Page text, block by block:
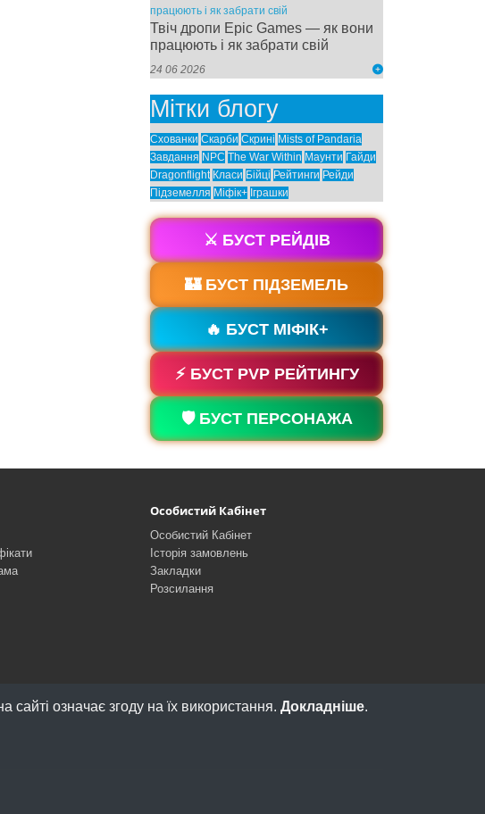
Твіч дропи Epic Games — як вони
працюють і як забрати свій
24 06 2026
Мітки блогу
Схованки Скарби Скрині Mists of Pandaria
Завдання NPC The War Within Маунти Гайди
Dragonflight Класи Бійці Рейтинги Рейди
Підземелля Міфік+ Іграшки
⚔️ БУСТ РЕЙДІВ
🏰 БУСТ ПІДЗЕМЕЛЬ
🔥 БУСТ МІФІК+
⚡ БУСТ PVP РЕЙТИНГУ
🛡️ БУСТ ПЕРСОНАЖА
Особистий Кабінет
Особистий Кабінет
Історія замовлень
Закладки
Розсилання
означає згоду на їх використання. Докладніше.